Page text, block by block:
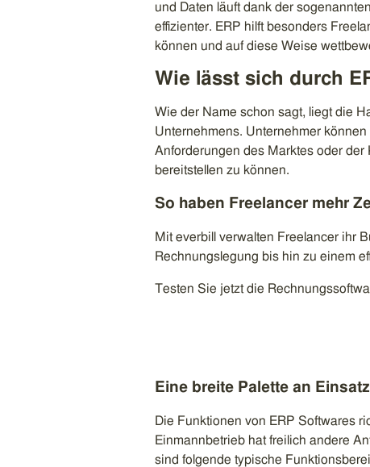
und Daten läuft dank der
effizienter. ERP hilft besonders
können und auf diese Weise
Wie lässt sich durch
Wie der Name schon sagt, liegt die
Unternehmens. Unternehmer
Anforderungen des Marktes oder
bereitstellen zu können.
So haben Freelancer mehr
Mit everbill verwalten Freelancer ihr
Rechnungslegung bis hin zu einem
Testen Sie jetzt die
Eine breite Palette an
Die Funktionen von ERP Softwares
Einmannbetrieb hat freilich andere
sind folgende typische